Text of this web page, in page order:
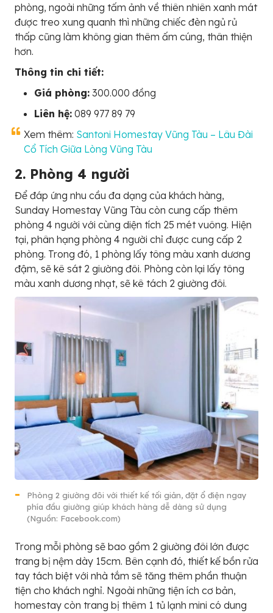
phòng, ngoài những tấm ảnh về thiên nhiên xanh mát
được treo xung quanh thì những chiếc đèn ngủ rủ
thấp cũng làm không gian thêm ấm cúng, thân thiện
hơn.
Thông tin chi tiết:
Giá phòng: 300.000 đồng
Liên hệ: 089 977 89 79
Xem thêm: Santoni Homestay Vũng Tàu – Lâu Đài
Cổ Tích Giữa Lòng Vũng Tàu
2. Phòng 4 người
Để đáp ứng nhu cầu đa dạng của khách hàng,
Sunday Homestay Vũng Tàu còn cung cấp thêm
phòng 4 người với cùng diện tích 25 mét vuông. Hiện
tại, phân hạng phòng 4 người chỉ được cung cấp 2
phòng. Trong đó, 1 phòng lấy tông màu xanh dương
đậm, sẽ kê sát 2 giường đôi. Phòng còn lại lấy tông
màu xanh dương nhạt, sẽ kê tách 2 giường đôi.
Phòng 2 giường đôi với thiết kế tối giản, đặt ổ điện ngay
phía đầu giường giúp khách hàng dễ dàng sử dụng
(Nguồn: Facebook.com)
Trong mỗi phòng sẽ bao gồm 2 giường đôi lớn được
trang bị nệm dày 15cm. Bên cạnh đó, thiết kế bồn rửa
tay tách biệt với nhà tắm sẽ tăng thêm phần thuận
tiện cho khách nghỉ. Ngoài những tiện ích cơ bản,
homestay còn trang bị thêm 1 tủ lạnh mini có dung